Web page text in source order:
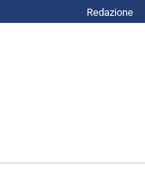
Redazione